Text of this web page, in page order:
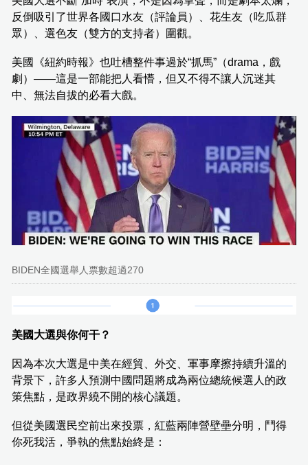
反倒吸引了世界各國口水友（評論員）、花生友（吃瓜群
眾）、選色友（雙方的支持者）圍觀。
美國《紐約時報》也吐槽整件事過於“抓馬”（drama，戲
劇）——這是一部能把人看懵，但又不得不讓人沉迷其
中、無法自拔的必看大戲。
BIDEN全國選舉人票數超過270
美國大選與你何干？
因為本次大選是中美在經貿、外交、軍事摩擦持續升溫的
背景下，許多人預測中國問題將成為兩位總統候選人的政
策焦點，是政界繞不開的核心議題。
但從美國選民空前出來投票，紅藍兩陣營壁壘分明，鬥得
你死我活，爭執的焦點始終是：